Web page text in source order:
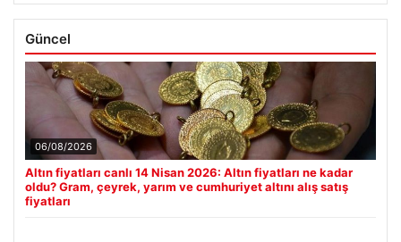
Güncel
06/08/2026
Altın fiyatları canlı 14 Nisan 2026: Altın fiyatları ne kadar
oldu? Gram, çeyrek, yarım ve cumhuriyet altını alış satış
fiyatları